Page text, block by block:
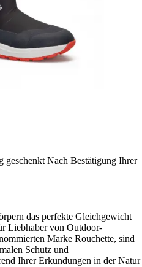
geschenkt Nach Bestätigung Ihrer
das perfekte Gleichgewicht
Liebhaber von Outdoor-
Marke Rouchette, sind
Schutz und
Ihrer Erkundungen in der Natur